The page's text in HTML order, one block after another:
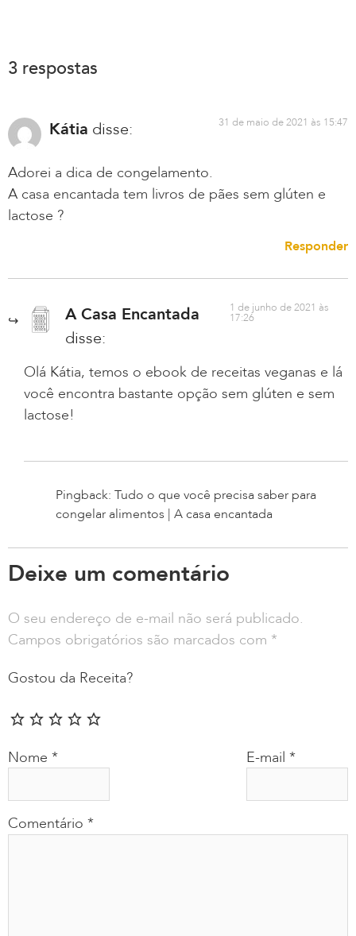
3 respostas
Kátia disse: 31 de maio de 2021 às 15:47
Adorei a dica de congelamento.
A casa encantada tem livros de pães sem glúten e
lactose ?
Responder
A Casa Encantada
disse:
1 de junho de 2021 às
17:26
Olá Kátia, temos o ebook de receitas veganas e lá
você encontra bastante opção sem glúten e sem
lactose!
Pingback: Tudo o que você precisa saber para
congelar alimentos | A casa encantada
Deixe um comentário
O seu endereço de e-mail não será publicado.
Campos obrigatórios são marcados com *
Gostou da Receita?
Comentário *
Nome * E-mail *